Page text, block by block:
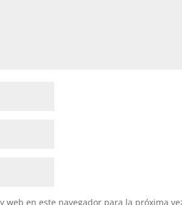
web en este navegador para la próxima